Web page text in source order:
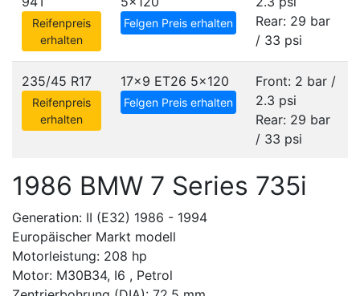
Reifenpreis
erhalten
Felgen Preis erhalten
Rear: 29 bar
/ 33 psi
235/45 R17
Reifenpreis
erhalten
17x9 ET26 5x120
Felgen Preis erhalten
Front: 2 bar /
2.3 psi
Rear: 29 bar
/ 33 psi
1986 BMW 7 Series 735i
Generation: II (E32) 1986 - 1994
Europäischer Markt modell
Motorleistung: 208 hp
Motor: M30B34, I6 , Petrol